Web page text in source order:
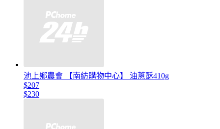
池上鄉農會 【南紡購物中心】 油蔥酥410g
$207
$230